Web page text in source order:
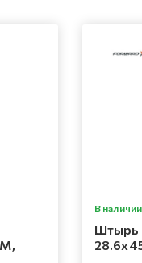
В наличии
Штырь